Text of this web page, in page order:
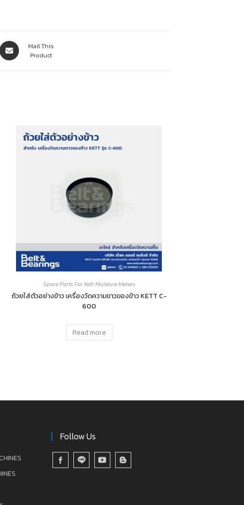
Mail This
Product
Spare Parts For Kett Moisture Meters
ถ้วยใส่ตัวอย่างข้าว เครื่องวัดความขาวของข้าว KETT C-
600
Read more
Follow Us